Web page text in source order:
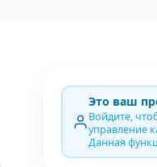
Это ваш
Войдите,
управление
Данная